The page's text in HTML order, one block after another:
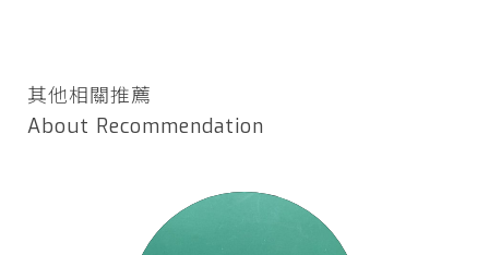
其他相關推薦
About Recommendation